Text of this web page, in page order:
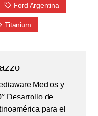
Ford Argentina
Titanium
Medios y
Desarrollo de
para el